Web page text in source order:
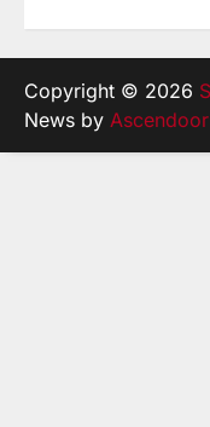
Copyright © 2026
News by Ascendoor